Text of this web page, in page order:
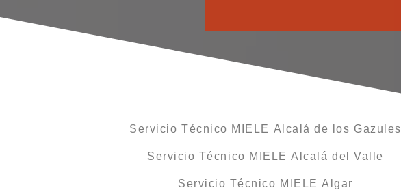
Servicio Técnico MIELE Alcalá de los Gazules
Servicio Técnico MIELE Alcalá del Valle
Servicio Técnico MIELE Algar